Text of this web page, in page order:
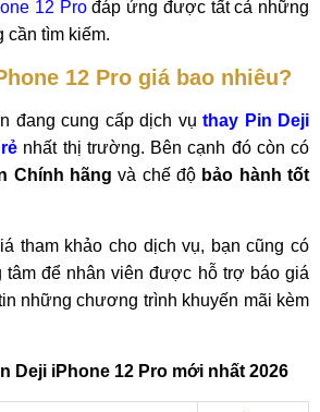
12 Prođáp ứng được tất cả những
cần tìm kiếm.
12 Pro giá bao nhiêu?
đang cung cấp dịch vụ thay Pin Deji
nhất thị trường. Bên cạnh đó còn có
Chính hãng và chế độ bảo hành tốt
tham khảo cho dịch vụ, bạn cũng có
tâm để nhân viên được hỗ trợ báo giá
những chương trình khuyến mãi kèm
Deji iPhone 12 Pro mới nhất 2026